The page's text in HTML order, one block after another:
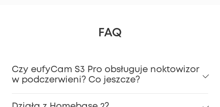
FAQ
Czy eufyCam S3 Pro obsługuje noktowizor
w podczerwieni? Co jeszcze?